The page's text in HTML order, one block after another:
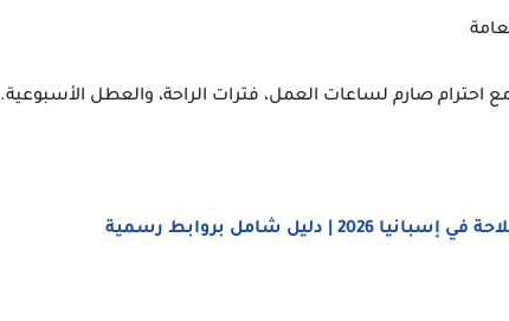
احترام صارم لساعات العمل، فترات الراحة، والعطل الأسبوعية.
| دليل شامل بروابط رسمية